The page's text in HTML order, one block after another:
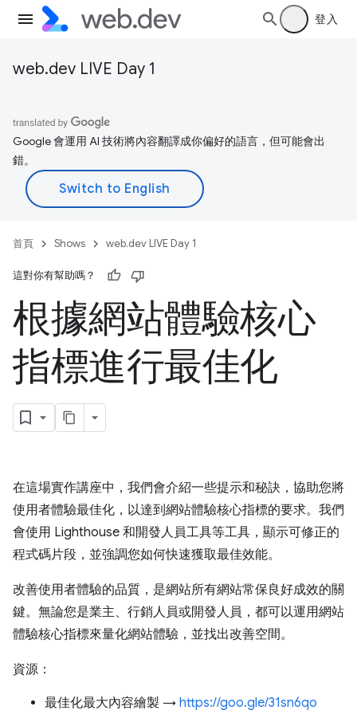
登入
web.dev LIVE Day 1
Google 會運用 AI 技術將內容翻譯成你偏好的語言，但可能會出
錯。
首頁 Shows web.dev LIVE Day 1
這對你有幫助嗎？
根據網站體驗核心
指標進行最佳化
在這場實作講座中，我們會介紹一些提示和秘訣，協助您將
使用者體驗最佳化，以達到網站體驗核心指標的要求。我們
會使用 Lighthouse 和開發人員工具等工具，顯示可修正的
程式碼片段，並強調您如何快速獲取最佳效能。
改善使用者體驗的品質，是網站所有網站常保良好成效的關
鍵。無論您是業主、行銷人員或開發人員，都可以運用網站
體驗核心指標來量化網站體驗，並找出改善空間。
資源：
最佳化最大內容繪製 → https://goo.gle/31sn6qo